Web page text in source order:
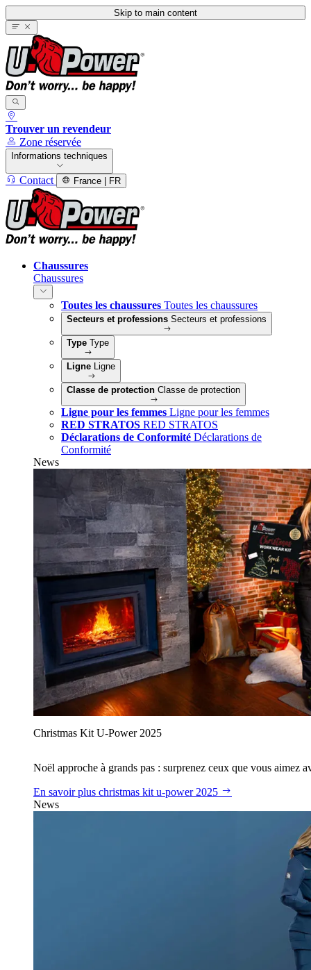
Skip to main content
Trouver un revendeur
Zone réservée
Informations techniques
Contact France | FR
Chaussures
Chaussures
Toutes les chaussures Toutes les chaussures
Secteurs et professions Secteurs et professions
Type Type
Ligne Ligne
Classe de protection Classe de protection
Ligne pour les femmes Ligne pour les femmes
RED STRATOS RED STRATOS
Déclarations de Conformité Déclarations de
Conformité
News
Christmas Kit U‑Power 2025
Noël approche à grands pas : surprenez ceux que vous aimez
En savoir plus christmas kit u‑power 2025
News